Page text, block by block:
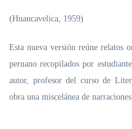
(Huancavelica, 1959)
Esta nueva versión reúne relatos
peruano recopilados por
autor, profesor del curso de
obra una miscelánea de